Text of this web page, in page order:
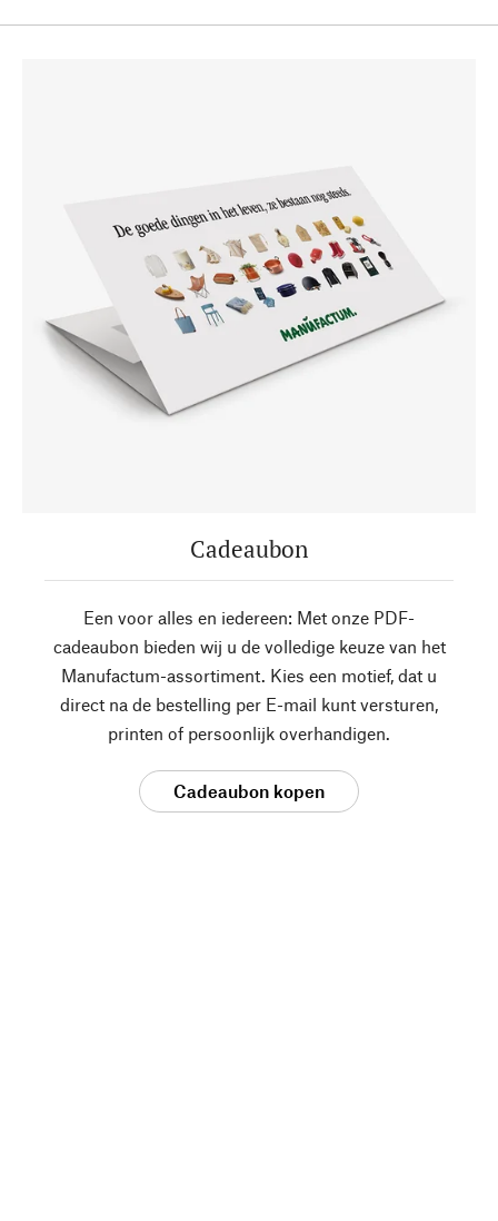
Cadeaubon
Een voor alles en iedereen: Met onze PDF-
cadeaubon bieden wij u de volledige keuze van het
Manufactum-assortiment. Kies een motief, dat u
direct na de bestelling per E-mail kunt versturen,
printen of persoonlijk overhandigen.
Cadeaubon kopen